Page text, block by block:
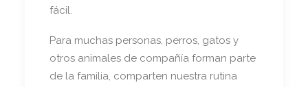
fácil.
Para muchas personas, perros, gatos y
otros animales de compañía forman parte
de la familia, comparten nuestra rutina